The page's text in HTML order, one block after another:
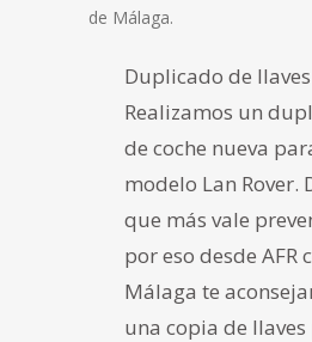
de Málaga.
Duplicado de llaves
Realizamos un
de coche nueva
modelo Lan Rover.
que más vale
por eso desde AFR
Málaga te
una copia de